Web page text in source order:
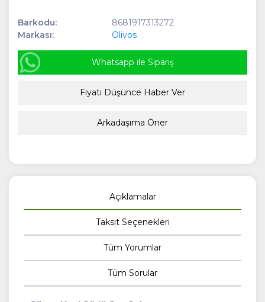
Barkodu:
8681917313272
Markası:
Olivos
Whatsapp ile Sipariş
Fiyatı Düşünce Haber Ver
Arkadaşıma Öner
Açıklamalar
Taksit Seçenekleri
Tüm Yorumlar
Tüm Sorular